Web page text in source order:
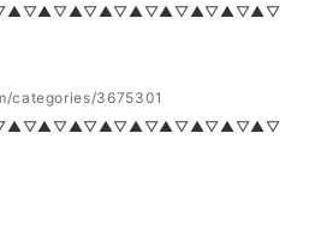
categories/3675301